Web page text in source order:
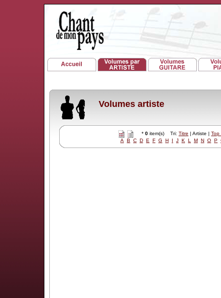
Volumes artiste
* 0 item(s) Tri: Titre | Artiste | Top
A
B C D E F G H I J K L M N O P